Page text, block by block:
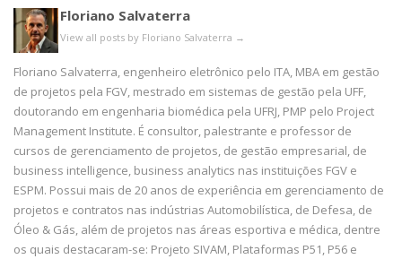
Floriano Salvaterra
View all posts by Floriano Salvaterra →
Floriano Salvaterra, engenheiro eletrônico pelo ITA, MBA em gestão
de projetos pela FGV, mestrado em sistemas de gestão pela UFF,
doutorando em engenharia biomédica pela UFRJ, PMP pelo Project
Management Institute. É consultor, palestrante e professor de
cursos de gerenciamento de projetos, de gestão empresarial, de
business intelligence, business analytics nas instituições FGV e
ESPM. Possui mais de 20 anos de experiência em gerenciamento de
projetos e contratos nas indústrias Automobilística, de Defesa, de
Óleo & Gás, além de projetos nas áreas esportiva e médica, dentre
os quais destacaram-se: Projeto SIVAM, Plataformas P51, P56 e